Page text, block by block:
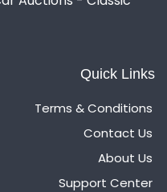
Quick Links
Terms & Conditions
Contact Us
About Us
Support Center